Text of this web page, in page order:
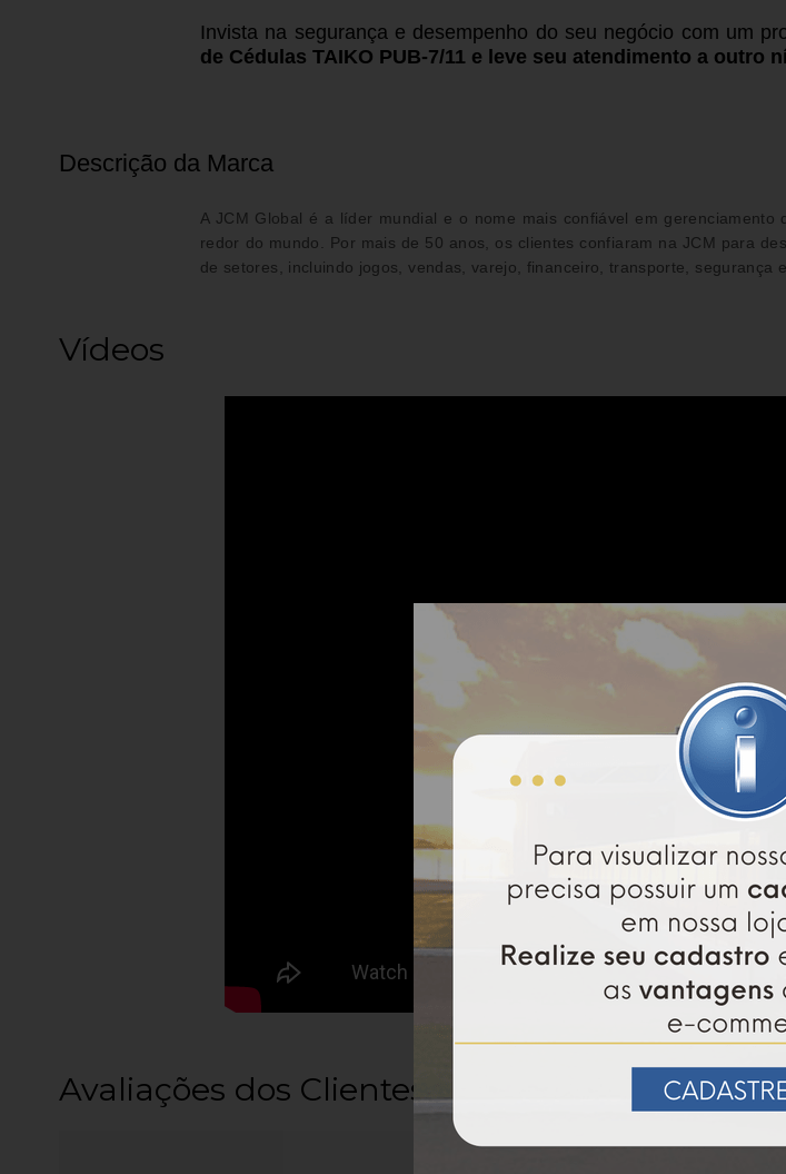
Invista na segurança e desempenho do seu negócio com um
de Cédulas TAIKO PUB-7/11 e leve seu atendimento a outro
Descrição da Marca
A JCM Global é a líder mundial e o nome mais confiável em
redor do mundo. Por mais de 50 anos, os clientes confiaram na JCM para
de setores, incluindo jogos, vendas, varejo, financeiro, transporte, segurança
Vídeos
Avaliações dos Clientes